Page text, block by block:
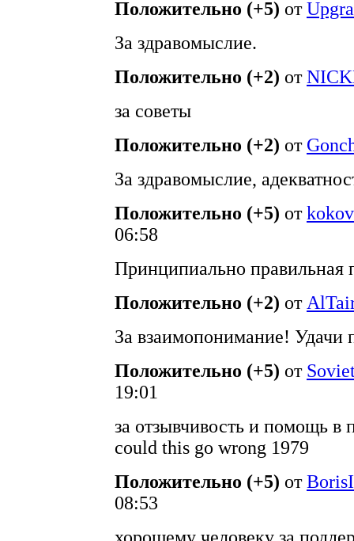
Положительно (+5) от
За здравомыслие.
Положительно (+2) от
за советы
Положительно (+2) от
За здравомыслие,
Положительно (+5) от
06:58
Принципиально правильная
Положительно (+2) от
За взаимопонимание! Удачи
Положительно (+5) от
19:01
за отзывчивость и помощь
could this go wrong 1979
Положительно (+5) от
08:53